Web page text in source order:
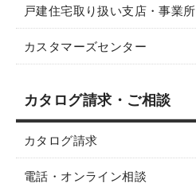
戸建住宅取り扱い支店・事業所
カスタマーズセンター
カタログ請求・ご相談
カタログ請求
電話・オンライン相談